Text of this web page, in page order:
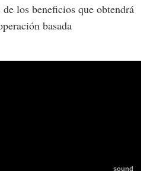
los beneficios que obtendrá
basada